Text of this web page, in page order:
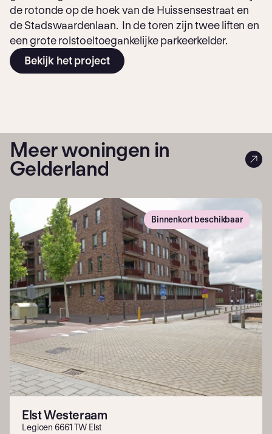
de rotonde op de hoek van de Huissensestraat en
de Stadswaardenlaan. In de toren zijn twee liften en
een grote rolstoeltoegankelijke parkeerkelder.
Bekijk het project
Meer woningen in
Gelderland
Binnenkort beschikbaar
Elst Westeraam
Legioen 6661 TW Elst